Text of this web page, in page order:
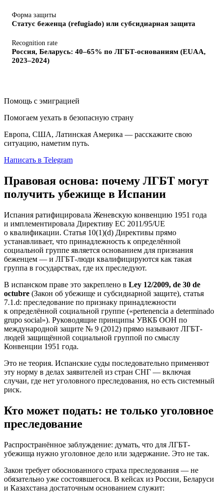
Форма защиты
Статус беженца (refugiado) или субсидиарная защита
Recognition rate
Россия, Беларусь: 40–65% по ЛГБТ-основаниям (EUAA,
2023–2024)
Помощь с эмиграцией
Помогаем уехать в безопасную страну
Европа, США, Латинская Америка — расскажите свою
ситуацию, наметим путь.
Написать в Telegram
Правовая основа: почему ЛГБТ могут
получить убежище в Испании
Испания ратифицировала Женевскую конвенцию 1951 года
и имплементировала Директиву ЕС 2011/95/UE
о квалификации. Статья 10(1)(d) Директивы прямо
устанавливает, что принадлежность к определённой
социальной группе является основанием для признания
беженцем — и ЛГБТ-люди квалифицируются как такая
группа в государствах, где их преследуют.
В испанском праве это закреплено в Ley 12/2009, de 30 de
octubre (Закон об убежище и субсидиарной защите), статья
7.1.d: преследование по признаку принадлежности
к определённой социальной группе («pertenencia a determinado
grupo social»). Руководящие принципы УВКБ ООН по
международной защите № 9 (2012) прямо называют ЛГБТ-
людей защищённой социальной группой по смыслу
Конвенции 1951 года.
Это не теория. Испанские суды последовательно применяют
эту норму в делах заявителей из стран СНГ — включая
случаи, где нет уголовного преследования, но есть системный
риск.
Кто может подать: не только уголовное
преследование
Распространённое заблуждение: думать, что для ЛГБТ-
убежища нужно уголовное дело или задержание. Это не так.
Закон требует обоснованного страха преследования — не
обязательно уже состоявшегося. В кейсах из России, Беларуси
и Казахстана достаточным основанием служит: